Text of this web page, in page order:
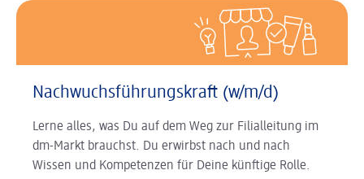
Nachwuchsführungskraft (w/m/d)
Lerne alles, was Du auf dem Weg zur Filialleitung im
dm-Markt brauchst. Du erwirbst nach und nach
Wissen und Kompetenzen für Deine künftige Rolle.